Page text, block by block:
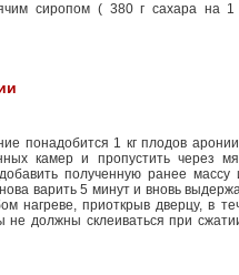
сиропом ( 380 г сахара на
понадобится 1 кг плодов
камер и пропустить через
полученную ранее
варить 5 минут и вновь
нагреве, приоткрыв дверцу, в
должны склеиваться при